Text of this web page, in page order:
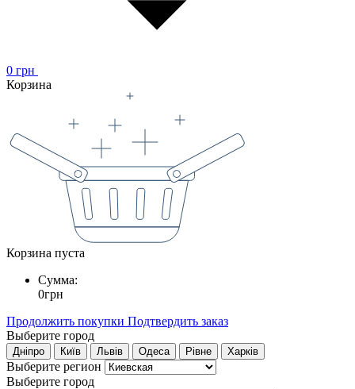
0 грн
Корзина
Корзина пуста
Сумма:
0грн
Продолжить покупки Подтвердить заказ
Выберите город
Дніпро Київ Львів Одеса Рівне Харків
Выберите регион
Выберите город